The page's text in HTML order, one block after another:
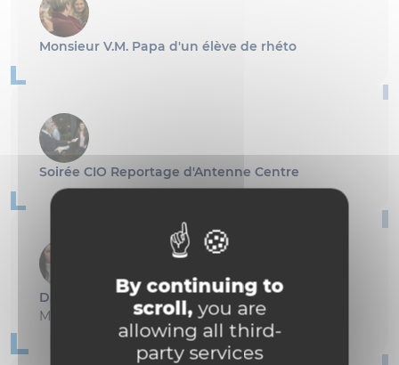
By continuing to
scroll,you are
allowing all third-
party services
Monsieur V.M. Papa d'un élève de rhéto
Soirée CIO Reportage d'Antenne Centre
D. V.
Maman d'une rhétoricienne